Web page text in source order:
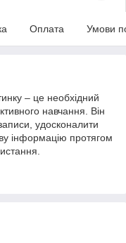
Оплата Умови
– це необхідний
навчання. Він
удосконалити
інформацію протягом